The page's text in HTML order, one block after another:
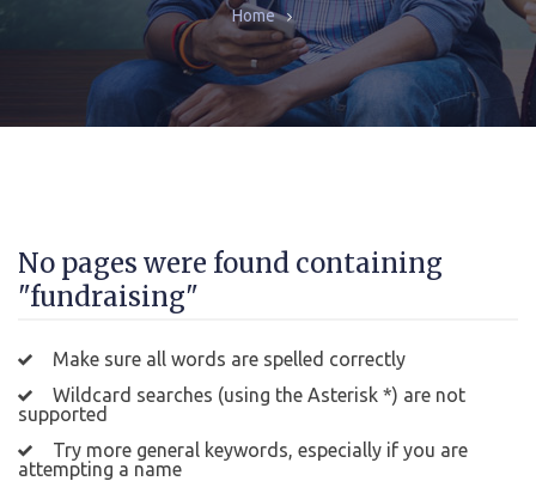
ARCHIWA
Home
No pages were found containing
"fundraising"
Make sure all words are spelled correctly
Wildcard searches (using the Asterisk *) are not
supported
Try more general keywords, especially if you are
attempting a name